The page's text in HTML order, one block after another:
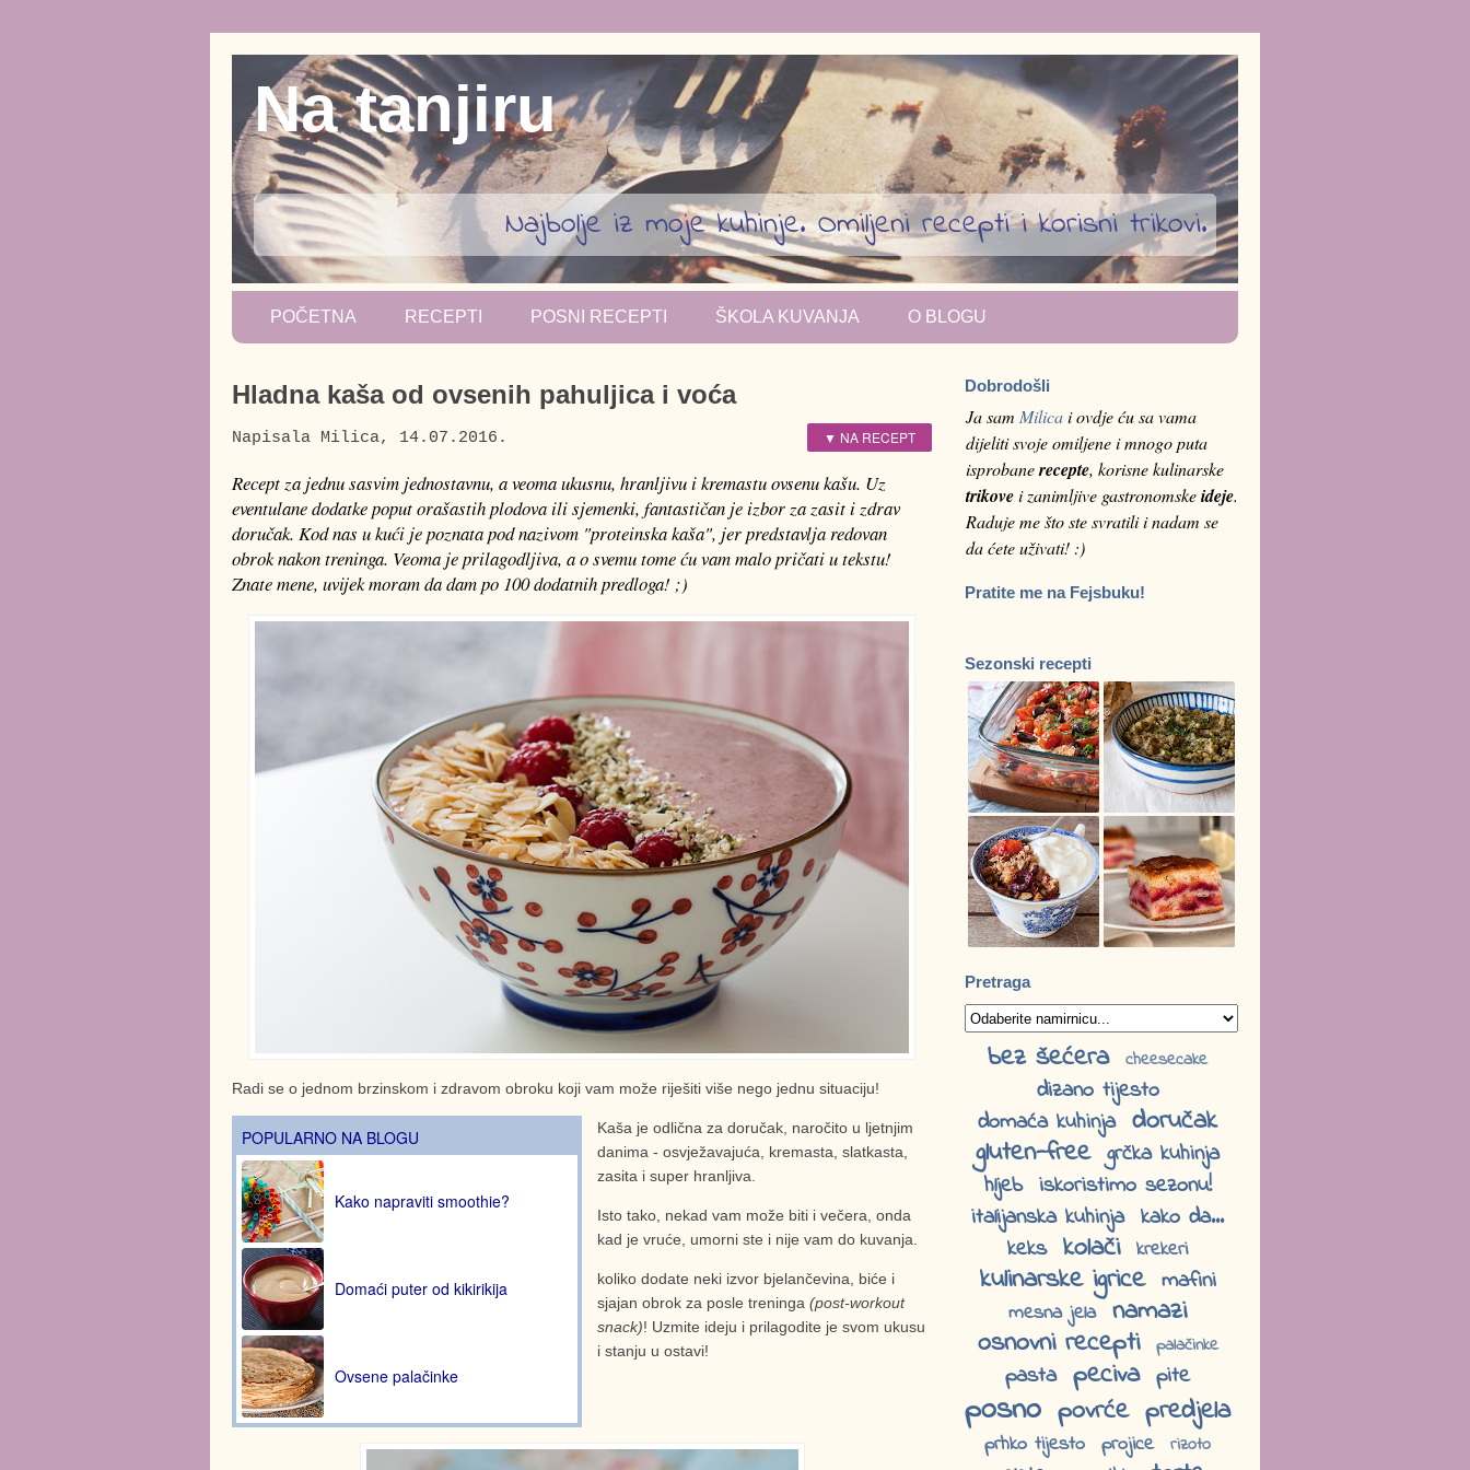
Na tanjiru
Najbolje iz moje kuhinje. Omiljeni recepti i korisni trikovi.
POČETNA RECEPTI POSNI RECEPTI ŠKOLA KUVANJA O BLOGU
Hladna kaša od ovsenih pahuljica i voća
▼ NA RECEPT
Napisala Milica, 14.07.2016.
Recept za jednu sasvim jednostavnu, a veoma ukusnu, hranljivu i kremastu ovsenu kašu. Uz
eventulane dodatke poput orašastih plodova ili sjemenki, fantastičan je izbor za zasit i zdrav
doručak. Kod nas u kući je poznata pod nazivom "proteinska kaša", jer predstavlja redovan
obrok nakon treninga. Veoma je prilagodljiva, a o svemu tome ću vam malo pričati u tekstu!
Znate mene, uvijek moram da dam po 100 dodatnih predloga! ;)
Radi se o jednom brzinskom i zdravom obroku koji vam može riješiti više nego jednu situaciju!
POPULARNO NA BLOGU
Kako napraviti smoothie?
Domaći puter od kikirikija
Ovsene palačinke
Kaša je odlična za doručak, naročito u ljetnjim
danima - osvježavajuća, kremasta, slatkasta,
zasita i super hranljiva.
Isto tako, nekad vam može biti i večera, onda
kad je vruće, umorni ste i nije vam do kuvanja.
koliko dodate neki izvor bjelančevina, biće i
sjajan obrok za posle treninga (post-workout
snack)! Uzmite ideju i prilagodite je svom ukusu
i stanju u ostavi!
Dobrodošli
Ja sam Milicai ovdje ću sa vama
dijeliti svoje omiljene i mnogo puta
isprobanerecepte, korisne kulinarske
trikovei zanimljive gastronomskeideje.
Raduje me što ste svratili i nadam se
da ćete uživati! :)
Pratite me na Fejsbuku!
Sezonski recepti
Pretraga
bez šećera cheesecake
dizano tijesto
domaća kuhinja doručak
gluten-free grčka kuhinja
hljeb iskoristimo sezonu!
italijanska kuhinja kako da...
keks kolači krekeri
kulinarske igrice mafini
mesna jela namazi
osnovni recepti
palačinke
pasta peciva pite
posno povrće predjela
prhko tijesto projice rizoto